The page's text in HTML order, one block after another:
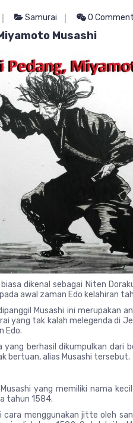
Samurai 0
Musashi
dikenal sebagai Niten
awal zaman Edo kelahiran
Musashi ini merupakan
yang tak kalah melegenda di
Edo.
berhasil dikumpulkan dari
bertuan, alias Musashi tersebut.
yang memiliki nama
tahun 1584.
cara menggunakan jitte oleh